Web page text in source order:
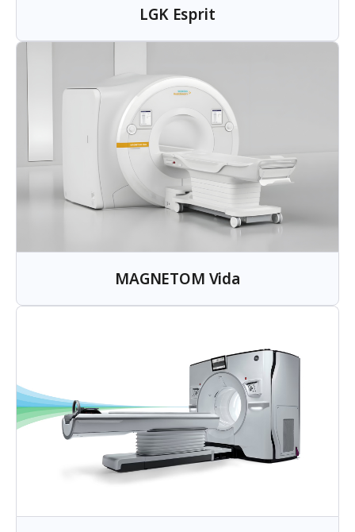
LGK Esprit
MAGNETOM Vida